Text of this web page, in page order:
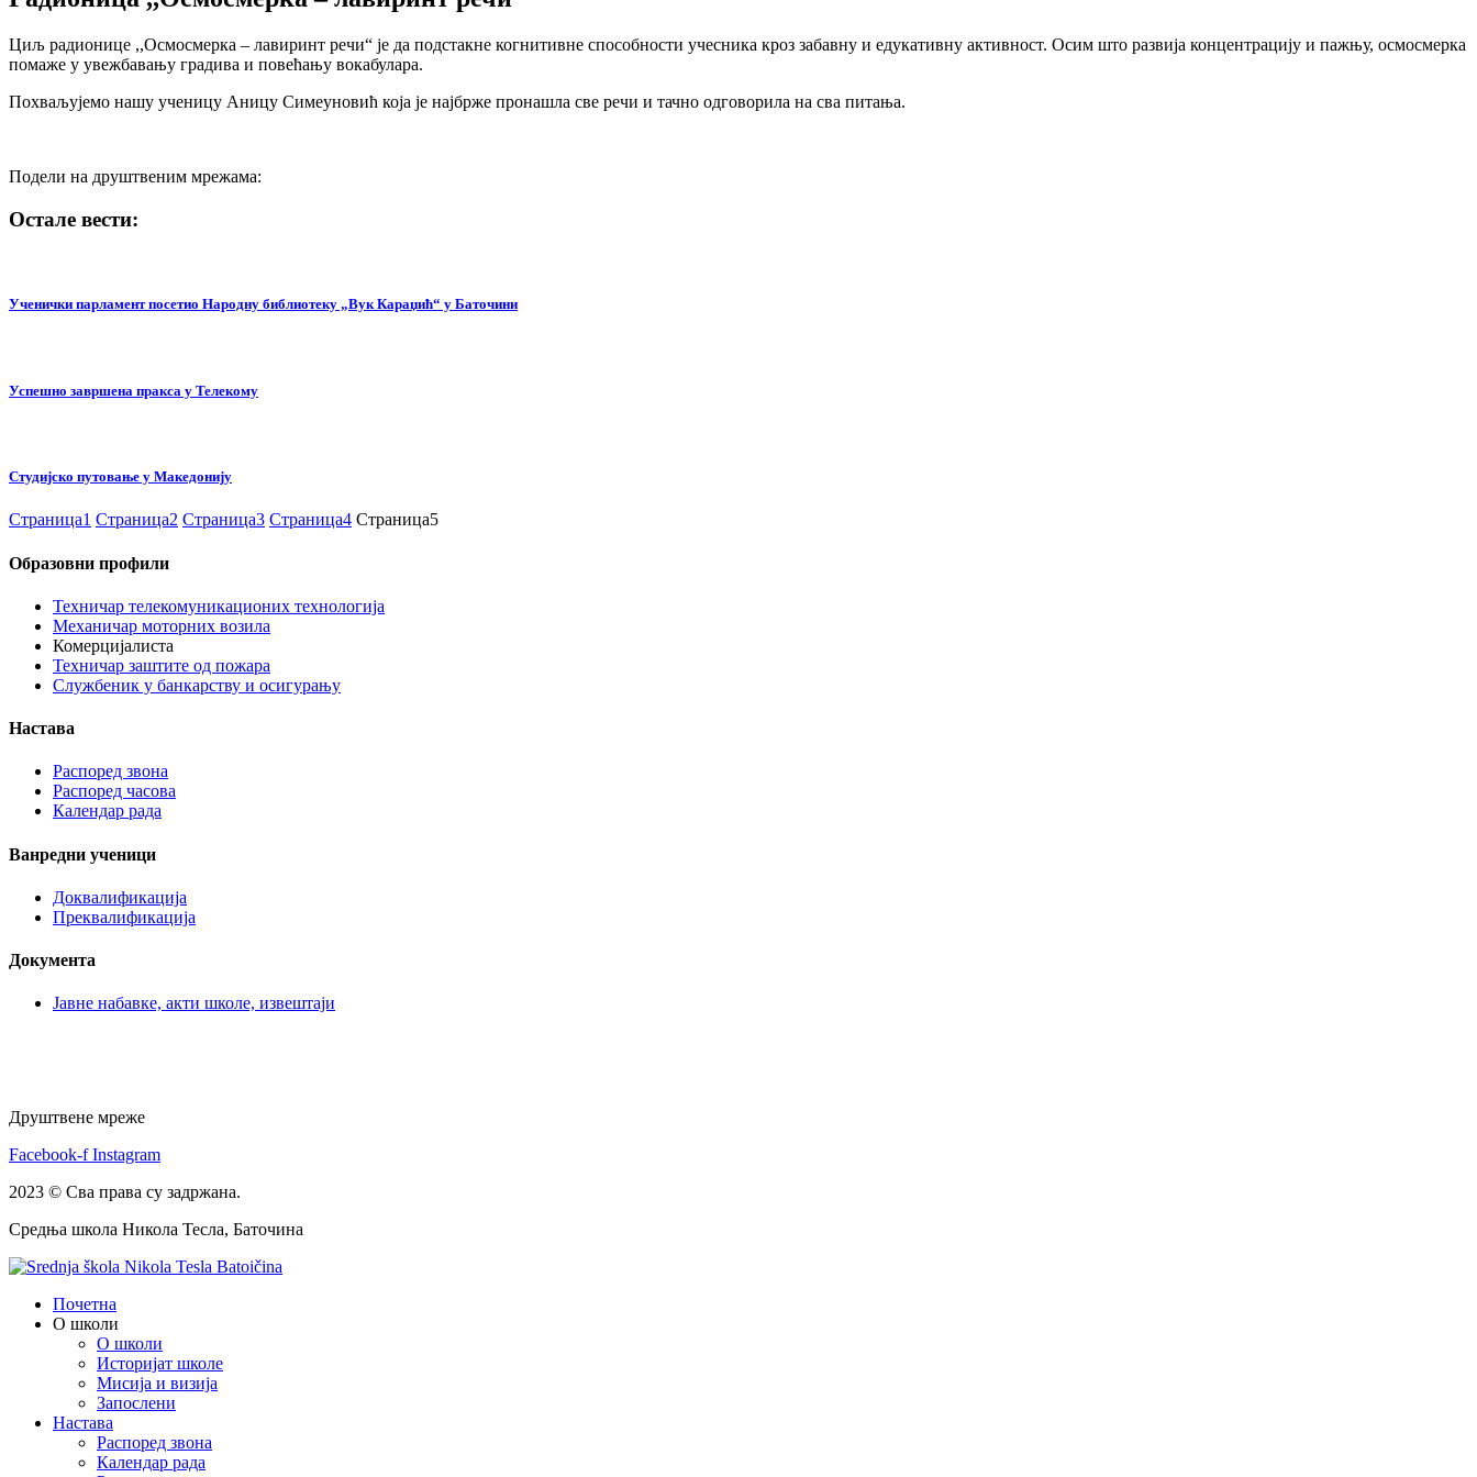
Циљ радионице ,,Осмосмерка – лавиринт речи“ је да подстакне когнитивне способности учесника кроз забавну и едукативну активност. Осим што развија концентрацију и пажњу, осмосмерка
помаже у увежбавању градива и повећању вокабулара.
Похваљујемо нашу ученицу Аницу Симеуновић која је најбрже пронашла све речи и тачно одговорила на сва питања.
Подели на друштвеним мрежама:
Остале вести:
Ученички парламент посетио Народну библиотеку „Вук Караџић“ у Баточини
Успешно завршена пракса у Телекому
Студијско путовање у Македонију
Страница1 Страница2 Страница3 Страница4 Страница5
Образовни профили
Техничар телекомуникационих технологија
Механичар моторних возила
Комерцијалиста
Техничар заштите од пожара
Службеник у банкарству и осигурању
Настава
Распоред звона
Распоред часова
Календар рада
Ванредни ученици
Доквалификација
Преквалификација
Документа
Јавне набавке, акти школе, извештаји
Друштвене мреже
Facebook-f Instagram
2023 © Сва права су задржана.
Средња школа Никола Тесла, Баточина
Почетна
О школи
О школи
Историјат школе
Мисија и визија
Запослени
Настава
Распоред звона
Календар рада